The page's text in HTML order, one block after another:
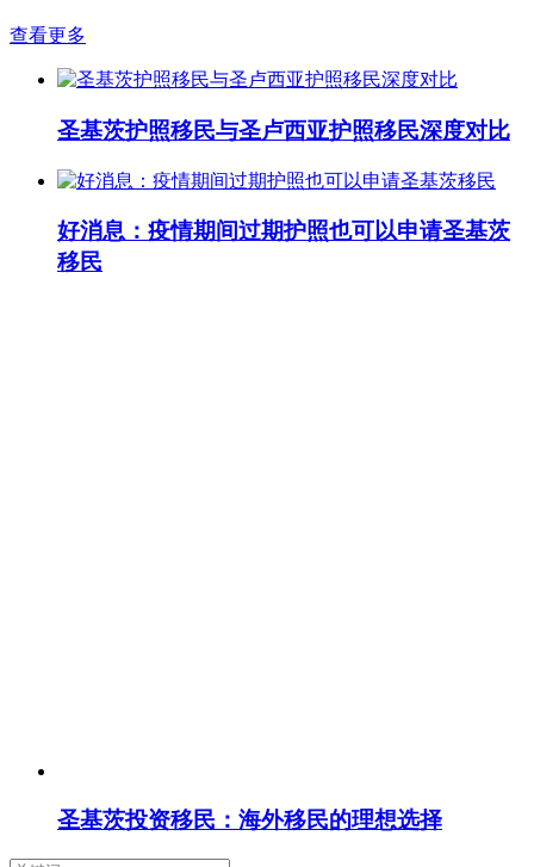
查看更多
圣基茨护照移民与圣卢西亚护照移民深度对比
好消息：疫情期间过期护照也可以申请圣基茨
移民
圣基茨投资移民：海外移民的理想选择